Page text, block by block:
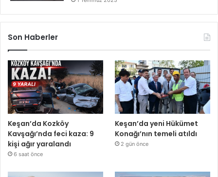
Son Haberler
Keşan’da Kozköy
Kavşağı’nda feci kaza: 9
kişi ağır yaralandı
6 saat önce
Keşan’da yeni Hükümet
Konağı’nın temeli atıldı
2 gün önce